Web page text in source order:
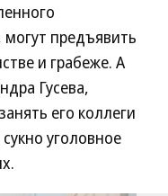
предъявить
и грабеже. А
Гусева,
его коллеги
уголовное